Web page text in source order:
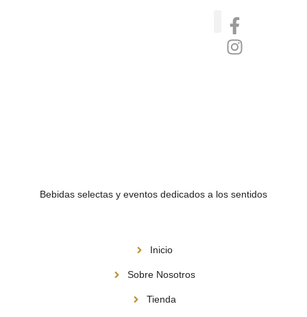
Bebidas selectas y eventos dedicados a los sentidos
Inicio
Sobre Nosotros
Tienda